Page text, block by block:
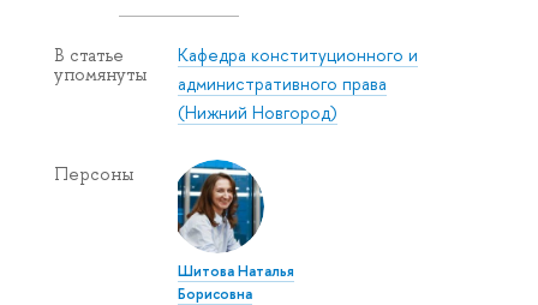
В статье
упомянуты
Кафедра конституционного и
административного права
(Нижний Новгород)
Персоны
Шитова Наталья
Борисовна